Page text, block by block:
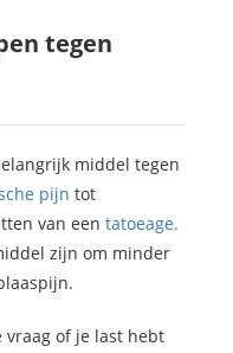
tegen
middel tegen
pijn tot
van een tatoeage.
zijn om minder
vraag of je last hebt